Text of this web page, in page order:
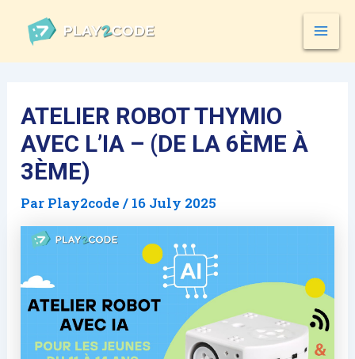
ATELIER ROBOT THYMIO
AVEC L’IA – (DE LA 6ÈME À
3ÈME)
Par Play2code/ 16 July 2025
navigation